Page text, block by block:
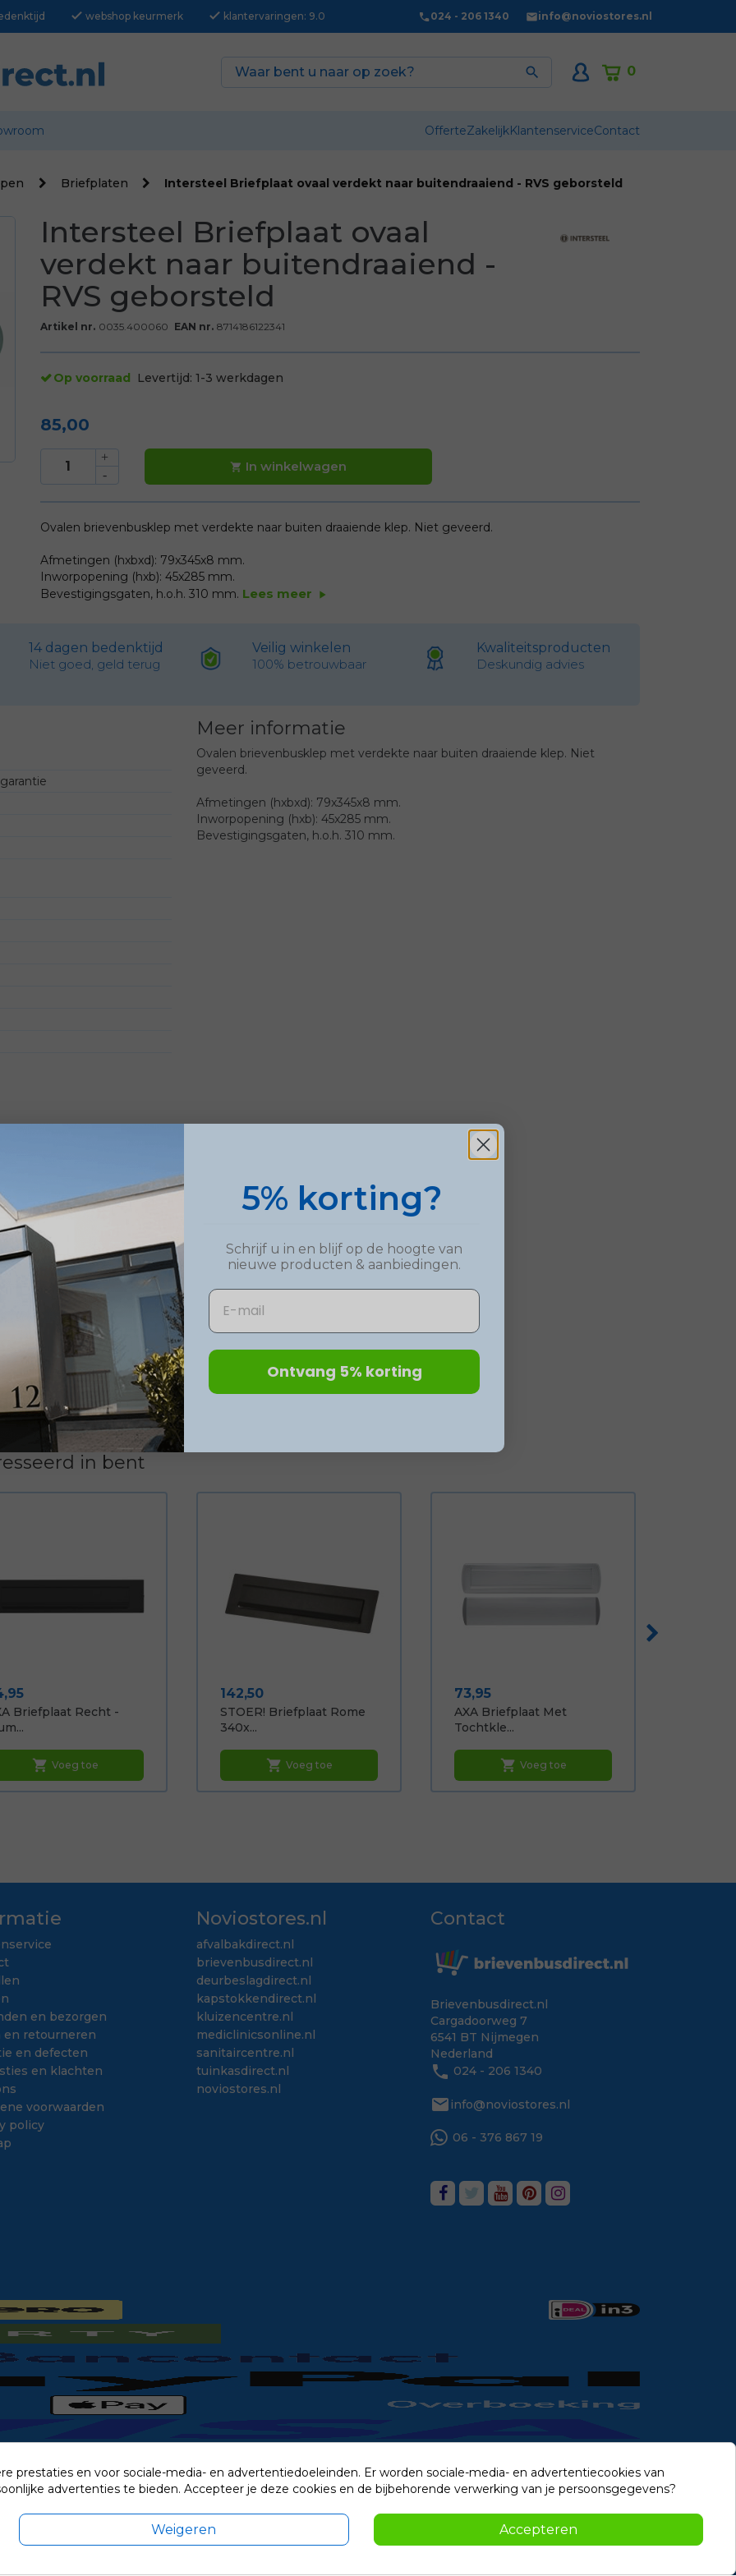
check webshop keurmerk check klantervaringen: 9.0 024 - 206 1340 info@noviostores.nl
0

OfferteZakelijkKlantenserviceContact
Briefplaten Intersteel Briefplaat ovaal verdekt naar buitendraaiend - RVS geborsteld
Intersteel Briefplaat ovaal
verdekt naar buitendraaiend -
RVS geborsteld
Artikel nr. 0035.400060 EAN nr. 8714186122341
Op voorraad Levertijd: 1-3 werkdagen
85,00
 In winkelwagen
Ovalen brievenbusklep met verdekte naar buiten draaiende klep. Niet geveerd.
Afmetingen (hxbxd): 79x345x8 mm.
Inworpopening (hxb): 45x285 mm.
Bevestigingsgaten, h.o.h. 310 mm. Lees meer play_arrow
14 dagen bedenktijd
Niet goed, geld terug
Veilig winkelen
100% betrouwbaar
Kwaliteitsproducten
Deskundig advies
Meer informatie
Ovalen brievenbusklep met verdekte naar buiten draaiende klep. Niet
geveerd.
Afmetingen (hxbxd): 79x345x8 mm.
Inworpopening (hxb): 45x285 mm.
Bevestigingsgaten, h.o.h. 310 mm.
in bent
Briefplaat Recht -
shopping_cart Voeg toe
Prijs
142,50
STOER! Briefplaat Rome
340x...
shopping_cart Voeg toe
Prijs
73,95
AXA Briefplaat Met
Tochtkle...
shopping_cart Voeg toe
en bezorgen
en retourneren
en defecten
en klachten
voorwaarden
policy
Noviostores.nl
afvalbakdirect.nl
brievenbusdirect.nl
deurbeslagdirect.nl
kapstokkendirect.nl
kluizencentre.nl
mediclinicsonline.nl
sanitaircentre.nl
tuinkasdirect.nl
noviostores.nl
Contact
Brievenbusdirect.nl
Cargadoorweg 7
6541 BT Nijmegen
Nederland
phone 024 - 206 1340
mail info@noviostores.nl
06 - 376 867 19
eventuele verzendkosten.
© 2014-2026 Noviostores.nl. Alle rechten voorbehouden.
prestaties en voor sociale-media- en advertentiedoeleinden. Er worden sociale-media- en advertentiecookies van
advertenties te bieden. Accepteer je deze cookies en de bijbehorende verwerking van je persoonsgegevens?
Weigeren Accepteren
5% korting?
Schrijf u in en blijf op de hoogte van
nieuwe producten & aanbiedingen.
Email
Ontvang 5% korting